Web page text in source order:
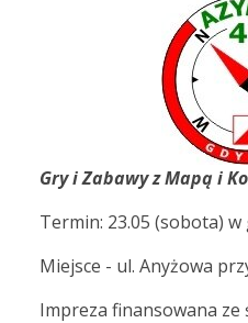
Gry i Zabawy z Mapą i
Termin: 23.05 (sobota) w
Miejsce - ul. Anyżowa
Impreza finansowana